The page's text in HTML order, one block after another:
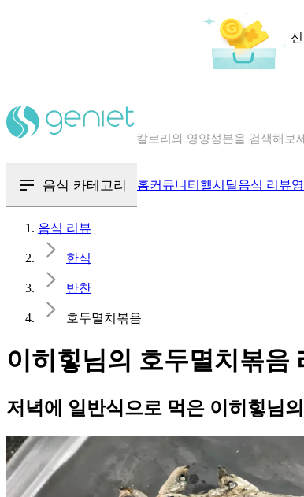
칼로리와 영양성분을 검색해보
음식 카테고리 홈커뮤니티 헬시딜음식 리뷰
음식 리뷰
한식
반찬
호두멸치볶음
이히힣님의 호두멸치볶음
저녁에 일반식으로 먹은 이히힣님